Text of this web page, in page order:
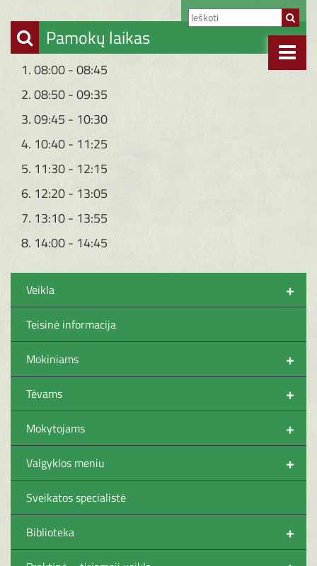
Pamokų laikas
1. 08:00 - 08:45
2. 08:50 - 09:35
3. 09:45 - 10:30
4. 10:40 - 11:25
5. 11:30 - 12:15
6. 12:20 - 13:05
7. 13:10 - 13:55
8. 14:00 - 14:45
+
Veikla
Teisinė informacija
+
Mokiniams
+
Tėvams
+
Mokytojams
+
Valgyklos meniu
Sveikatos specialistė
+
Biblioteka